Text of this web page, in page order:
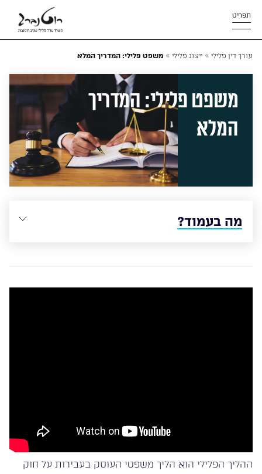
תפריט
עורך דין פלילי » ייצוג פלילי » משפט פלילי: המדריך המלא
משפט פלילי: המדריך
המלא
מה בעמוד?
ההליך הפלילי הוא הליך משפטי העוסק בעבירות על חוק